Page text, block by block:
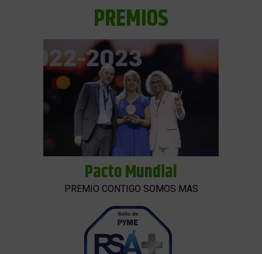
PREMIOS
Pacto Mundial
PREMIO CONTIGO SOMOS MAS